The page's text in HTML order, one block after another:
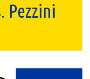
Pezzini